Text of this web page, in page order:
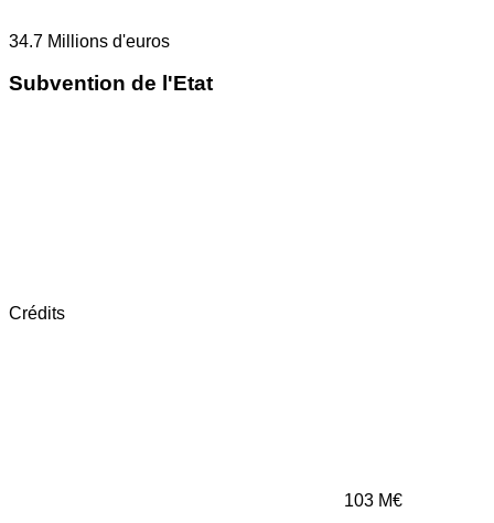
34.7 Millions d'euros
Subvention de l'Etat
Crédits
103 M€